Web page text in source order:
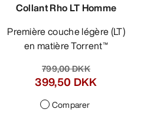
Collant Rho LT Homme
Première couche légère (LT)
en matière Torrent™
799,00 DKK
399,50 DKK
Comparer